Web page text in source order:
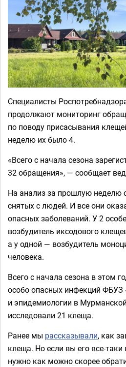
Специалисты
продолжают мониторинг
по поводу присасывания
неделю их было 4.
«Всего с начала сезона
32 обращения», — сообщает
На анализ за прошлую неделю
снятых с людей. И все они
опасных заболеваний. У 2
возбудитель иксодового
а у одной — возбудитель
человека.
Всего с начала сезона в этом
особо опасных инфекций ФБУЗ
и эпидемиологии в
исследовали 21 клеща.
Ранее мы рассказывали, как
клеща. Но если вы его все-
нужно как можно скорее